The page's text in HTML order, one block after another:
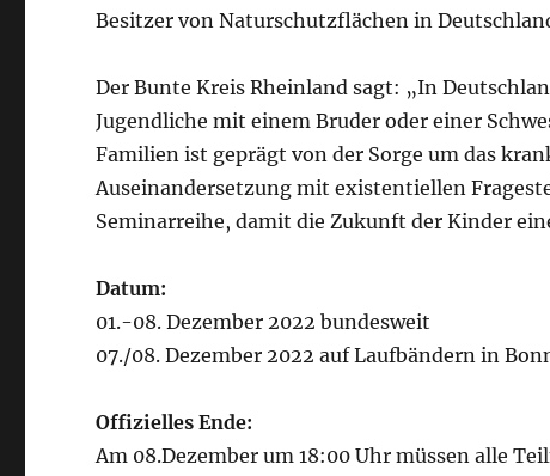
Besitzer von Naturschutzflächen in
Der Bunte Kreis Rheinland sagt: „In
Jugendliche mit einem Bruder oder einer
Familien ist geprägt von der Sorge um das
Auseinandersetzung mit existentiellen
Seminarreihe, damit die Zukunft der Kinder
Datum:
01.-08. Dezember 2022 bundesweit
07./08. Dezember 2022 auf Laufbändern in
Offizielles Ende:
Am 08.Dezember um 18:00 Uhr müssen alle